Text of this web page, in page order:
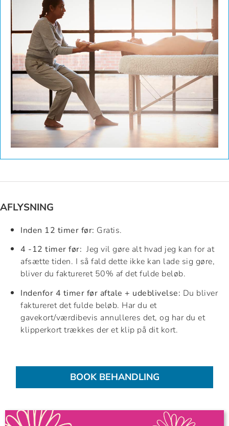
AFLYSNING
Inden 12 timer før: Gratis.
4 -12 timer før: Jeg vil gøre alt hvad jeg kan for at
afsætte tiden. I så fald dette ikke kan lade sig gøre,
bliver du faktureret 50% af det fulde beløb.
Indenfor 4 timer før aftale + udeblivelse: Du bliver
faktureret det fulde beløb. Har du et
gavekort/værdibevis annulleres det, og har du et
klipperkort trækkes der et klip på dit kort.
BOOK BEHANDLING